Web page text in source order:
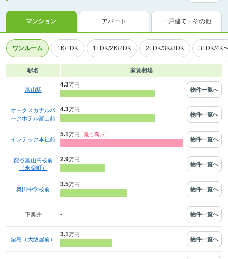
マンション アパート 一戸建て・その他
ワンルーム 1K/1DK 1LDK/2K/2DK 2LDK/3K/3DK 3LDK/4K
駅名 家賃相場
富山駅
4.3万円
物件一覧へ
オークスカナルパ
ークホテル富山前
4.3万円
物件一覧へ
インテック本社前
5.1万円
物件一覧へ
龍谷富山高校前
（永楽町）
2.9万円
物件一覧へ
奥田中学校前
3.5万円
物件一覧へ
下奥井 - 物件一覧へ
粟島（大阪屋前）
3.1万円
物件一覧へ